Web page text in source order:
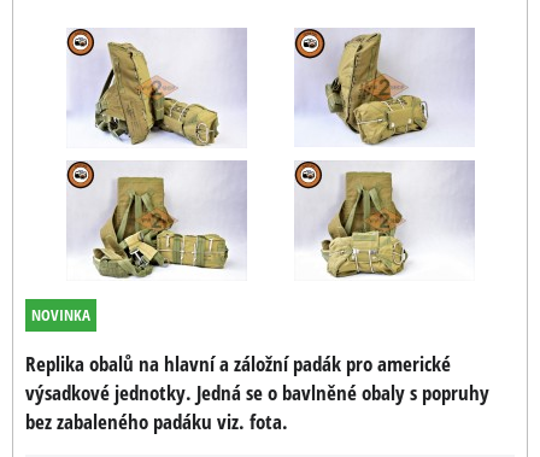
NOVINKA
Replika obalů na hlavní a záložní padák pro americké
výsadkové jednotky. Jedná se o bavlněné obaly s popruhy
bez zabaleného padáku viz. fota.